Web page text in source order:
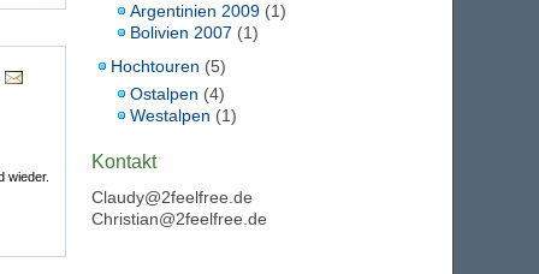
wieder.
Argentinien 2009 (1)
Bolivien 2007 (1)
Hochtouren (5)
Ostalpen (4)
Westalpen (1)
Kontakt
Claudy@2feelfree.de
Christian@2feelfree.de